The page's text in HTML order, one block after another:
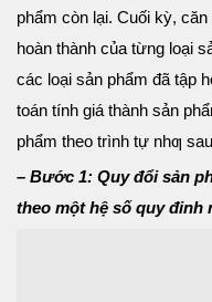
phẩm còn lại. Cuối kỳ,
hoàn thành của từng loại
các loại sản phẩm đã tập
toán tính giá thành sản
phẩm theo trình tự nhƣ
– Bước 1: Quy đổi sản
theo một hệ số quy đinh